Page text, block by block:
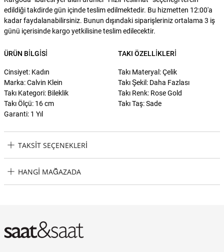
edildiği takdirde gün içinde teslim edilmektedir. Bu hizmetten 12:00'a
kadar faydalanabilirsiniz. Bunun dışındaki siparişleriniz ortalama 3 iş
günü içerisinde kargo yetkilisine teslim edilecektir.
ÜRÜN BILGISI
Cinsiyet: Kadın
Marka: Calvin Klein
Takı Kategori: Bileklik
Takı Ölçü: 16 cm
Garanti: 1 Yıl
TAKI ÖZELLIKLERI
Takı Materyal: Çelik
Takı Şekil: Daha Fazlası
Takı Renk: Rose Gold
Takı Taş: Sade
TAKSIT SEÇENEKLERI
HANGI MAĞAZADA